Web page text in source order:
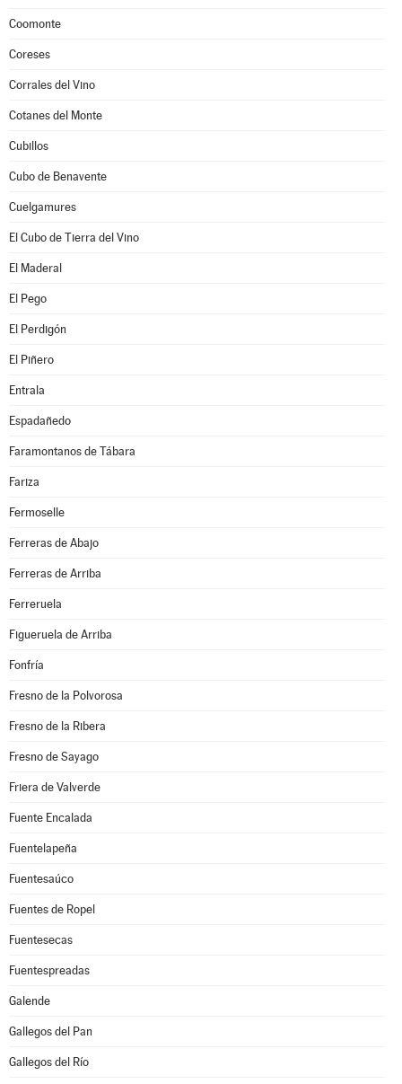
Coomonte
Coreses
Corrales del Vino
Cotanes del Monte
Cubillos
Cubo de Benavente
Cuelgamures
El Cubo de Tierra del Vino
El Maderal
El Pego
El Perdigón
El Piñero
Entrala
Espadañedo
Faramontanos de Tábara
Fariza
Fermoselle
Ferreras de Abajo
Ferreras de Arriba
Ferreruela
Figueruela de Arriba
Fonfría
Fresno de la Polvorosa
Fresno de la Ribera
Fresno de Sayago
Friera de Valverde
Fuente Encalada
Fuentelapeña
Fuentesaúco
Fuentes de Ropel
Fuentesecas
Fuentespreadas
Galende
Gallegos del Pan
Gallegos del Río